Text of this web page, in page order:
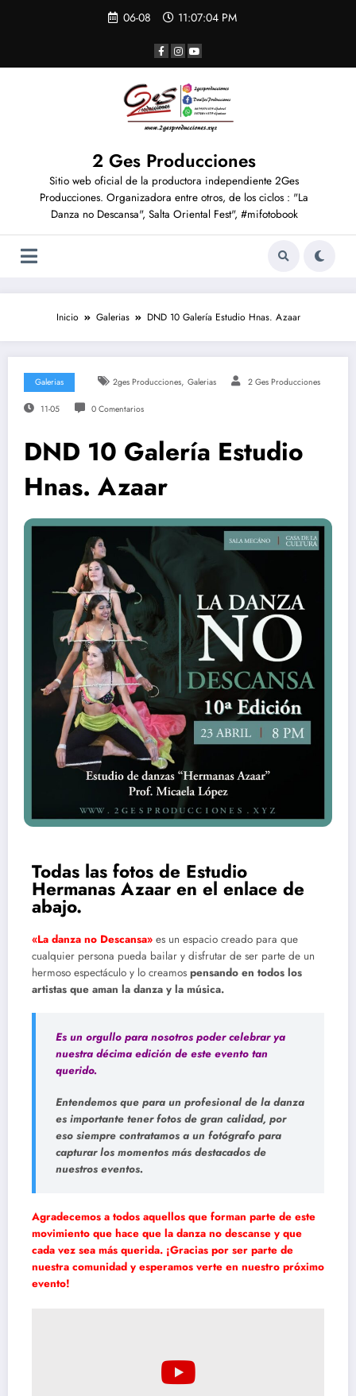
06-08 11:07:05 PM
2 Ges Producciones
Sitio web oficial de la productora independiente 2Ges
Producciones. Organizadora entre otros, de los ciclos : "La
Danza no Descansa", Salta Oriental Fest", #mifotobook
Inicio Galerias DND 10 Galería Estudio Hnas. Azaar
Galerias 2ges Producciones, Galerias 2 Ges Producciones
11-05 0 Comentarios
DND 10 Galería Estudio
Hnas. Azaar
Todas las fotos de Estudio
Hermanas Azaar en el enlace de
abajo.
«La danza no Descansa» es un espacio creado para que
cualquier persona pueda bailar y disfrutar de ser parte de un
hermoso espectáculo y lo creamos pensando en todos los
artistas que aman la danza y la música.
Es un orgullo para nosotros poder celebrar ya
nuestra décima edición de este evento tan
querido.
Entendemos que para un profesional de la danza
es importante tener fotos de gran calidad, por
eso siempre contratamos a un fotógrafo para
capturar los momentos más destacados de
nuestros eventos.
Agradecemos a todos aquellos que forman parte de este
movimiento que hace que la danza no descanse y que
cada vez sea más querida. ¡Gracias por ser parte de
nuestra comunidad y esperamos verte en nuestro próximo
evento!